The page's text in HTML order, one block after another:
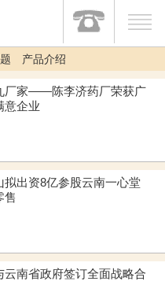
产品介绍
厂家——陈李济药厂荣获广
意企业
拟出资8亿参股云南一心堂
售
云南省政府签订全面战略合